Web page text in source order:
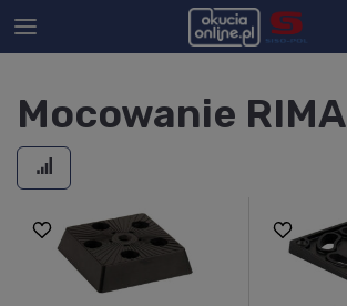
Mocowanie RIMA